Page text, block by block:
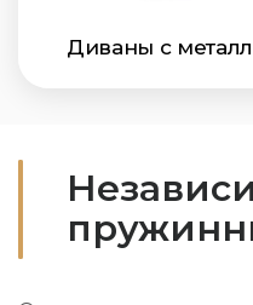
Диваны с